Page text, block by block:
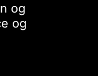
og
og